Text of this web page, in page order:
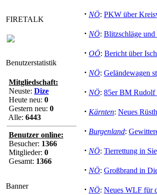
FIRETALK
Benutzerstatistik
Mitgliedschaft:
Neuste: Dize
Heute neu: 0
Gestern neu: 0
Alle: 6443
Benutzer online:
Besucher: 1366
Mitglieder: 0
Gesamt: 1366
Banner
· NÖ: PKW über
· NÖ: Blitzschläge
· OÖ: Bericht über
· NÖ: Geländewagen
· NÖ: 85er BM Rudolf
· Kärnten: Neues
· Burgenland:
· NÖ: Tierrettung in
· NÖ: Großbrand in
· NÖ: Neues WLF für